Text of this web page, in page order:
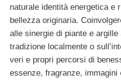
naturale identità energetica e
bellezza originaria.
alle sinergie di piante e
tradizione localmente o
veri e propri percorsi di
essenze, fragranze, immagini